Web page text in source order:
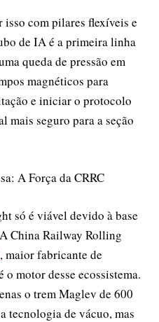
com pilares flexíveis e
de IA é a primeira linha
queda de pressão em
magnéticos para
e iniciar o protocolo
mais seguro para a seção
A Força da CRRC
só é viável devido à base
China Railway Rolling
maior fabricante de
motor desse ecossistema.
o trem Maglev de 600
tecnologia de vácuo, mas